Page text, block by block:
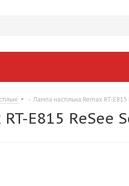
- Лампа настільна Remax RT-
E815 ReSee